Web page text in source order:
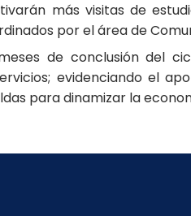
más visitas de
por el área de
de conclusión del
evidenciando el
para dinamizar la